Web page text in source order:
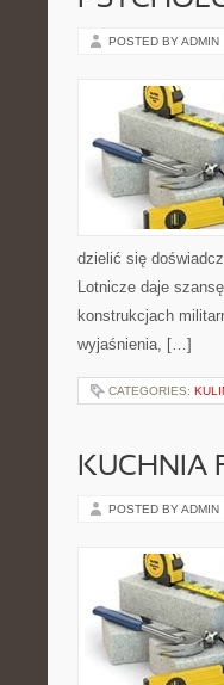
POSTED BY ADMIN
dzielić się
Lotnicze daje
konstrukcjach
wyjaśnienia, […]
CATEGORIES:
KUCHNIA
POSTED BY ADMIN